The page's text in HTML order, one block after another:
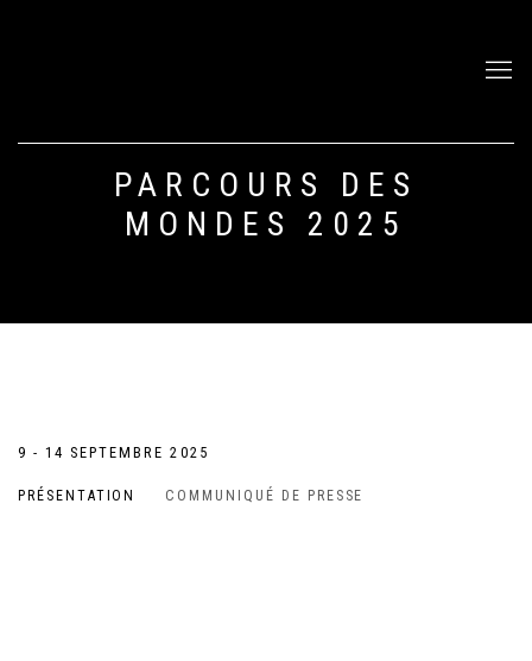
PARCOURS DES
MONDES 2025
PARCOURS DES MONDES 2025
SURRÉALITÉS AFRICAINES
9 - 14 SEPTEMBRE 2025
PRÉSENTATION COMMUNIQUÉ DE PRESSE